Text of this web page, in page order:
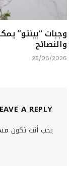
وجبات “بينتو”
والنصائح
25/06/2026
A REPLY
يجب أنت تكون